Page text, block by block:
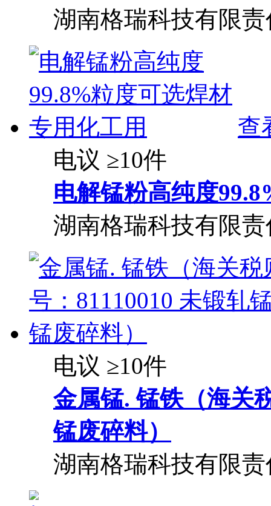
湖南格瑞科技有限
查
电议 ≥10件
电解锰粉高纯度
湖南格瑞科技有限
电议 ≥10件
金属锰. 锰铁（海关
锰废碎料）
湖南格瑞科技有限